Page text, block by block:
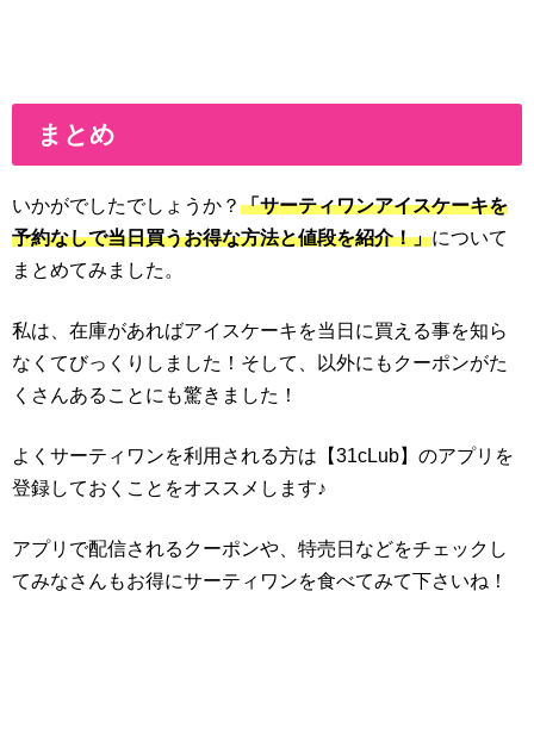
まとめ
いかがでしたでしょうか？ 「サーティワンアイスケーキを
予約なしで当日買うお得な方法と値段を紹介！」について
まとめてみました。
私は、在庫があればアイスケーキを当日に買える事を知ら
なくてびっくりしました！そして、以外にもクーポンがた
くさんあることにも驚きました！
よくサーティワンを利用される方は【31cLub】のアプリを
登録しておくことをオススメします♪
アプリで配信されるクーポンや、特売日などをチェックし
てみなさんもお得にサーティワンを食べてみて下さいね！